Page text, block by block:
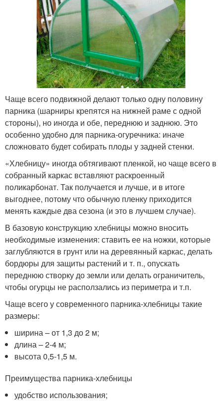
Чаще всего подвижной делают только одну половину
парника (шарниры крепятся на нижней раме с одной
стороны), но иногда и обе, переднюю и заднюю. Это
особенно удобно для парника-огуречника: иначе
сложновато будет собирать плоды у задней стенки.
«Хлебницу» иногда обтягивают пленкой, но чаще всего в
собранный каркас вставляют раскроенный
поликарбонат. Так получается и лучше, и в итоге
выгоднее, потому что обычную пленку приходится
менять каждые два сезона (и это в лучшем случае).
В базовую конструкцию хлебницы можно вносить
необходимые изменения: ставить ее на ножки, которые
заглубляются в грунт или на деревянный каркас, делать
бордюры для защиты растений и т. п., опускать
переднюю створку до земли или делать ограничитель,
чтобы огурцы не расползались из периметра и т.п.
Чаще всего у современного парника-хлебницы такие
размеры:
ширина – от 1,3 до 2 м;
длина – 2-4 м;
высота 0,5-1,5 м.
Преимущества парника-хлебницы
удобство использования;